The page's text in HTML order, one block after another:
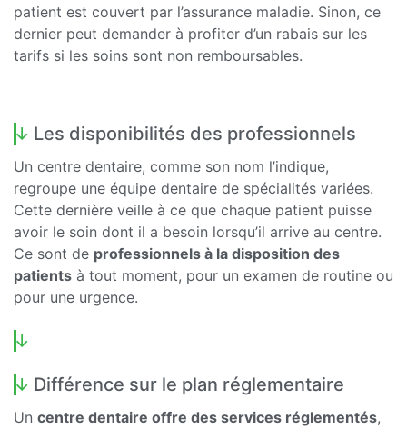
patient est couvert par l’assurance maladie. Sinon, ce
dernier peut demander à profiter d’un rabais sur les
tarifs si les soins sont non remboursables.
Les disponibilités des professionnels
Un centre dentaire, comme son nom l’indique,
regroupe une équipe dentaire de spécialités variées.
Cette dernière veille à ce que chaque patient puisse
avoir le soin dont il a besoin lorsqu’il arrive au centre.
Ce sont de professionnels à la disposition des
patients à tout moment, pour un examen de routine ou
pour une urgence.
Différence sur le plan réglementaire
Un centre dentaire offre des services réglementés,